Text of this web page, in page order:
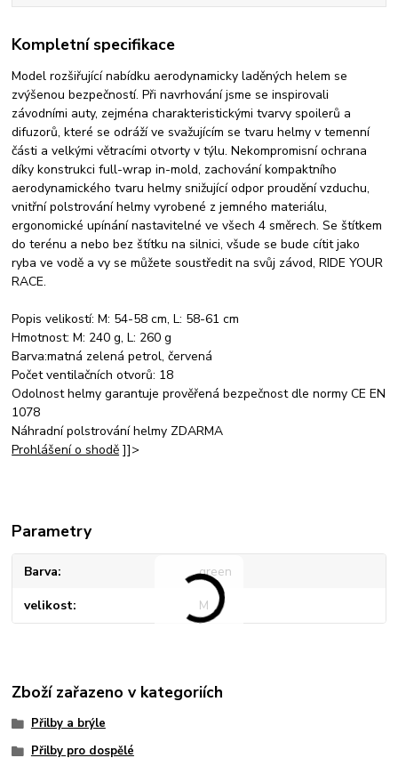
Kompletní specifikace
Model rozšiřující nabídku aerodynamicky laděných helem se
zvýšenou bezpečností. Při navrhování jsme se inspirovali
závodními auty, zejména charakteristickými tvarvy spoilerů a
difuzorů, které se odráží ve svažujícím se tvaru helmy v temenní
části a velkými větracími otvorty v týlu. Nekompromisní ochrana
díky konstrukci full-wrap in-mold, zachování kompaktního
aerodynamického tvaru helmy snižující odpor proudění vzduchu,
vnitřní polstrování helmy vyrobené z jemného materiálu,
ergonomické upínání nastavitelné ve všech 4 směrech. Se štítkem
do terénu a nebo bez štítku na silnici, všude se bude cítit jako
ryba ve vodě a vy se můžete soustředit na svůj závod, RIDE YOUR
RACE.
Popis velikostí: M: 54-58 cm, L: 58-61 cm
Hmotnost: M: 240 g, L: 260 g
Barva:matná zelená petrol, červená
Počet ventilačních otvorů: 18
Odolnost helmy garantuje prověřená bezpečnost dle normy CE EN
1078
Náhradní polstrování helmy ZDARMA
Prohlášení o shodě ]]>
Parametry
Barva green
velikost M
Zboží zařazeno v kategoriích
Přilby a brýle
Přilby pro dospělé